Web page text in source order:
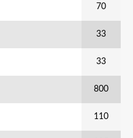
70
33
33
800
110